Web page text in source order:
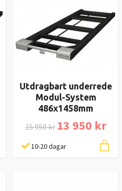
Utdragbart underrede
Modul-System
486x1458mm
15 950 kr 13 950 kr
10-20 dagar